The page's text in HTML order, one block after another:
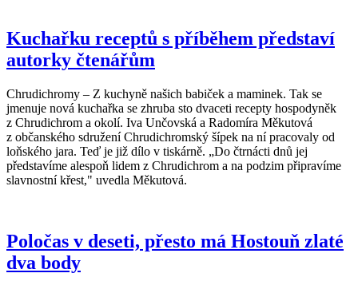
Kuchařku receptů s příběhem představí
autorky čtenářům
Chrudichromy – Z kuchyně našich babiček a maminek. Tak se
jmenuje nová kuchařka se zhruba sto dvaceti recepty hospodyněk
z Chrudichrom a okolí. Iva Unčovská a Radomíra Měkutová
z občanského sdružení Chrudichromský šípek na ní pracovaly od
loňského jara. Teď je již dílo v tiskárně. „Do čtrnácti dnů jej
představíme alespoň lidem z Chrudichrom a na podzim připravíme
slavnostní křest," uvedla Měkutová.
Poločas v deseti, přesto má Hostouň zlaté
dva body